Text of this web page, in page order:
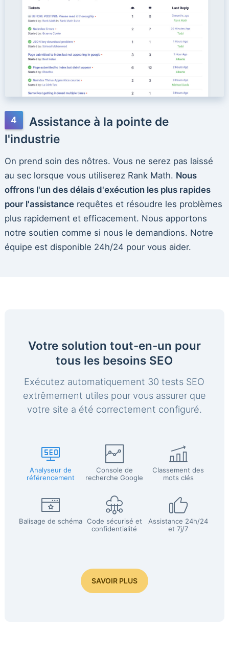
Assistance à la pointe de
l'industrie
On prend soin des nôtres. Vous ne serez pas laissé
au sec lorsque vous utiliserez Rank Math. Nous
offrons l'un des délais d'exécution les plus rapides
pour l'assistancerequêtes et résoudre les problèmes
plus rapidement et efficacement. Nous apportons
notre soutien comme si nous le demandions. Notre
équipe est disponible 24h/24 pour vous aider.
Votre solution tout-en-un pour
tous les besoins SEO
Exécutez automatiquement 30 tests SEO
extrêmement utiles pour vous assurer que
votre site a été correctement configuré.
Analyseur de
référencement
Console de
recherche Google
Classement des
mots clés
Balisage de schéma Code sécurisé et
confidentialité
Assistance 24h/24
et 7j/7
SAVOIR PLUS